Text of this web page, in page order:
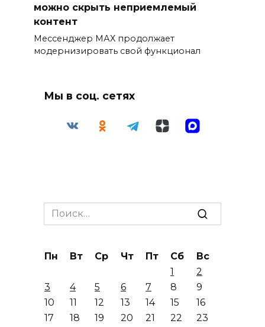
можно скрыть неприемлемый
контент
Мессенджер МАХ продолжает
модернизировать свой функционал
Мы в соц. сетях
Search
for:
Пн Вт Ср Чт Пт Сб
Вс
1
2
3
4 5 6 7 8
9
10
11 12 13 14 15
16
17
18 19 20 21 22
23